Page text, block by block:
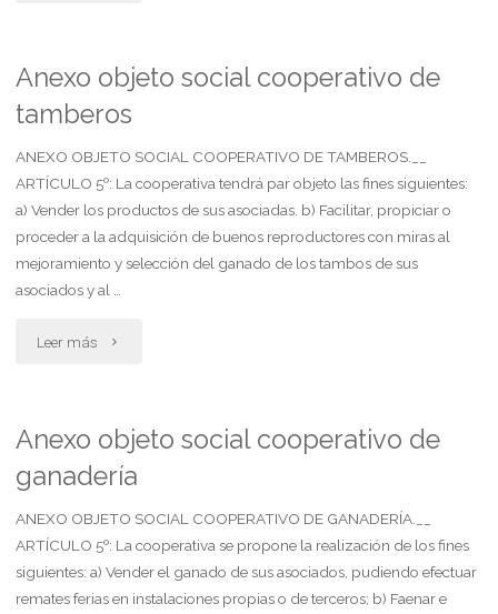
social
cooperativo
de
agricultura"
Anexo objeto social cooperativo de
tamberos
ANEXO OBJETO SOCIAL COOPERATIVO DE TAMBEROS.__
ARTÍCULO 5º: La cooperativa tendrá par objeto las fines siguientes:
a) Vender los productos de sus asociadas. b) Facilitar, propiciar o
proceder a la adquisición de buenos reproductores con miras al
mejoramiento y selección del ganado de los tambos de sus
asociados y al …
Leer más "Anexo
social
cooperativo
de
Anexo objeto social cooperativo de
ganadería
ANEXO OBJETO SOCIAL COOPERATIVO DE GANADERÍA.__
ARTÍCULO 5º: La cooperativa se propone la realización de los fines
siguientes: a) Vender el ganado de sus asociados, pudiendo efectuar
remates ferias en instalaciones propias o de terceros; b) Faenar e